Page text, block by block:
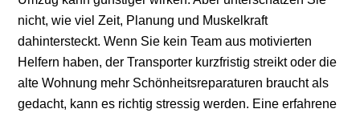
nicht, wie viel Zeit, Planung und Muskelkraft
dahintersteckt. Wenn Sie kein Team aus motivierten
Helfern haben, der Transporter kurzfristig streikt oder die
alte Wohnung mehr Schönheitsreparaturen braucht als
gedacht, kann es richtig stressig werden. Eine erfahrene